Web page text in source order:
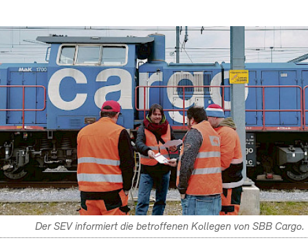
Der SEV informiert die betroffenen Kollegen von SBB Cargo.